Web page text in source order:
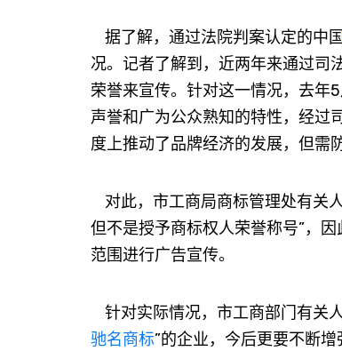
据了解，通过法院判案认定的中国
况。记者了解到，近两年来通过司
荣誉来宣传。针对这一情况，去年
声誉和广为公众熟知的特性，经过
度上推动了品牌经济的发展，但需
对此，市工商局商标管理处有关
但不是授予商标权人荣誉称号”，
范围进行广告宣传。
针对实际情况，市工商部门有关
驰名商标”的企业，今后更要不断